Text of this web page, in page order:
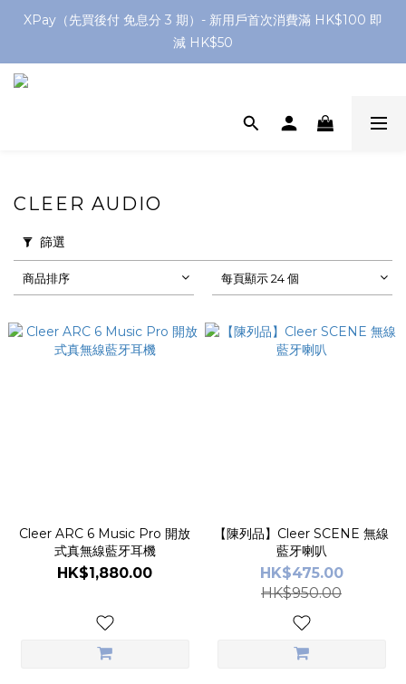
網店購滿 $250 香港/澳門地區 免費送貨
XPay（先買後付 免息分 3 期）- 新用戶首次消費滿 HK$100 即
減 HK$50
CLEER AUDIO
篩選
商品排序 每頁顯示 24 個
Cleer ARC 6 Music Pro 開放
式真無線藍牙耳機
HK$1,880.00
【陳列品】Cleer SCENE 無線
藍牙喇叭
HK$475.00
HK$950.00